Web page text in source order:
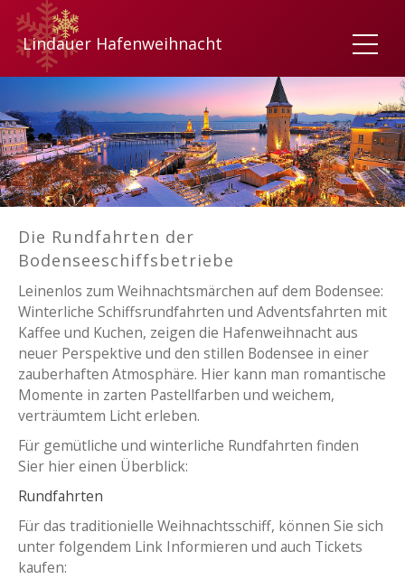
Lindauer Hafenweihnacht
Die Rundfahrten der
Bodenseeschiffsbetriebe
Leinenlos zum Weihnachtsmärchen auf dem Bodensee:
Winterliche Schiffsrundfahrten und Adventsfahrten mit
Kaffee und Kuchen, zeigen die Hafenweihnacht aus
neuer Perspektive und den stillen Bodensee in einer
zauberhaften Atmosphäre. Hier kann man romantische
Momente in zarten Pastellfarben und weichem,
verträumtem Licht erleben.
Für gemütliche und winterliche Rundfahrten finden
Sier hier einen Überblick:
Rundfahrten
Für das traditionielle Weihnachtsschiff, können Sie sich
unter folgendem Link Informieren und auch Tickets
kaufen: